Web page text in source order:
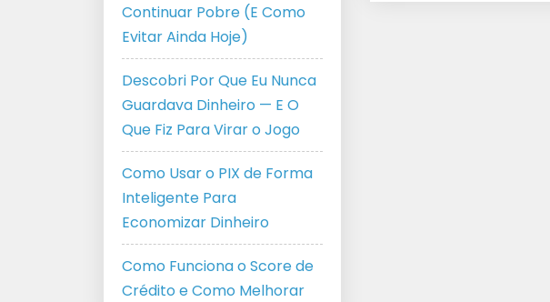
Continuar Pobre (E Como
Evitar Ainda Hoje)
Descobri Por Que Eu Nunca
Guardava Dinheiro — E O
Que Fiz Para Virar o Jogo
Como Usar o PIX de Forma
Inteligente Para
Economizar Dinheiro
Como Funciona o Score de
Crédito e Como Melhorar